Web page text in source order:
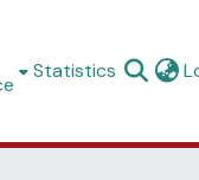
Statistics